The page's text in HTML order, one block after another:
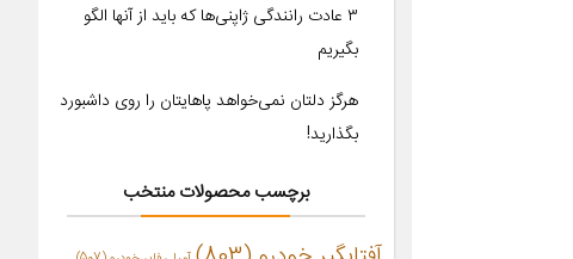
۳ عادت رانندگی ژاپنی‌ها که باید از آنها الگو
بگیریم
هرگز دلتان نمی‌خواهد پاهایتان را روی داشبورد
بگذارید!
برچسب محصولات منتخب